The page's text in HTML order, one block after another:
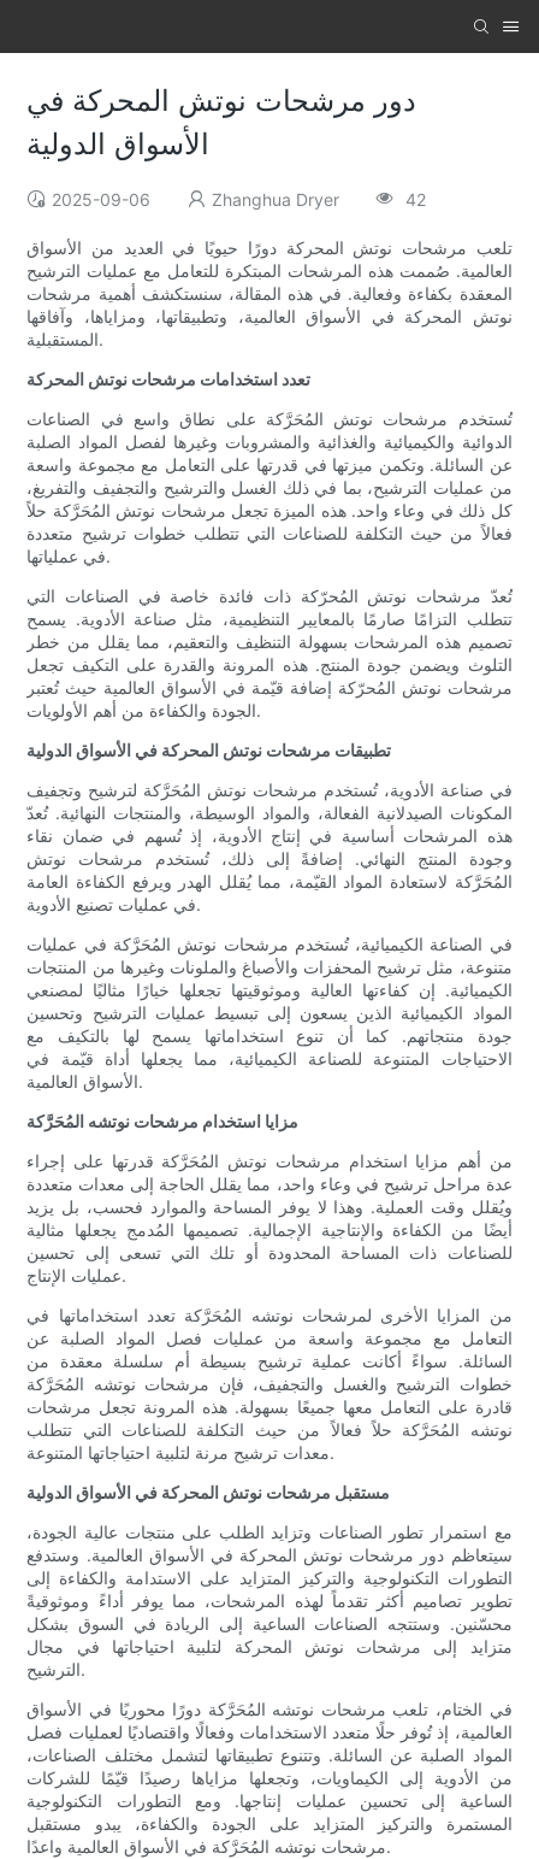
دور مرشحات نوتش المحركة في
الأسواق الدولية
2025-09-06 Zhanghua Dryer 42
تلعب مرشحات نوتش المحركة دورًا حيويًا في العديد من الأسواق
العالمية. صُممت هذه المرشحات المبتكرة للتعامل مع عمليات الترشيح
المعقدة بكفاءة وفعالية. في هذه المقالة، سنستكشف أهمية مرشحات
نوتش المحركة في الأسواق العالمية، وتطبيقاتها، ومزاياها، وآفاقها
المستقبلية.
تعدد استخدامات مرشحات نوتش المحركة
تُستخدم مرشحات نوتش المُحَرَّكة على نطاق واسع في الصناعات
الدوائية والكيميائية والغذائية والمشروبات وغيرها لفصل المواد الصلبة
عن السائلة. وتكمن ميزتها في قدرتها على التعامل مع مجموعة واسعة
من عمليات الترشيح، بما في ذلك الغسل والترشيح والتجفيف والتفريغ،
كل ذلك في وعاء واحد. هذه الميزة تجعل مرشحات نوتش المُحَرَّكة حلاً
فعالاً من حيث التكلفة للصناعات التي تتطلب خطوات ترشيح متعددة
في عملياتها.
تُعدّ مرشحات نوتش المُحرّكة ذات فائدة خاصة في الصناعات التي
تتطلب التزامًا صارمًا بالمعايير التنظيمية، مثل صناعة الأدوية. يسمح
تصميم هذه المرشحات بسهولة التنظيف والتعقيم، مما يقلل من خطر
التلوث ويضمن جودة المنتج. هذه المرونة والقدرة على التكيف تجعل
مرشحات نوتش المُحرّكة إضافة قيّمة في الأسواق العالمية حيث تُعتبر
الجودة والكفاءة من أهم الأولويات.
تطبيقات مرشحات نوتش المحركة في الأسواق الدولية
في صناعة الأدوية، تُستخدم مرشحات نوتش المُحَرَّكة لترشيح وتجفيف
المكونات الصيدلانية الفعالة، والمواد الوسيطة، والمنتجات النهائية. تُعدّ
هذه المرشحات أساسية في إنتاج الأدوية، إذ تُسهم في ضمان نقاء
وجودة المنتج النهائي. إضافةً إلى ذلك، تُستخدم مرشحات نوتش
المُحَرَّكة لاستعادة المواد القيّمة، مما يُقلل الهدر ويرفع الكفاءة العامة
في عمليات تصنيع الأدوية.
في الصناعة الكيميائية، تُستخدم مرشحات نوتش المُحَرَّكة في عمليات
متنوعة، مثل ترشيح المحفزات والأصباغ والملونات وغيرها من المنتجات
الكيميائية. إن كفاءتها العالية وموثوقيتها تجعلها خيارًا مثاليًا لمصنعي
المواد الكيميائية الذين يسعون إلى تبسيط عمليات الترشيح وتحسين
جودة منتجاتهم. كما أن تنوع استخداماتها يسمح لها بالتكيف مع
الاحتياجات المتنوعة للصناعة الكيميائية، مما يجعلها أداة قيّمة في
الأسواق العالمية.
مزايا استخدام مرشحات نوتشه المُحَرَّكة
من أهم مزايا استخدام مرشحات نوتش المُحَرَّكة قدرتها على إجراء
عدة مراحل ترشيح في وعاء واحد، مما يقلل الحاجة إلى معدات متعددة
ويُقلل وقت العملية. وهذا لا يوفر المساحة والموارد فحسب، بل يزيد
أيضًا من الكفاءة والإنتاجية الإجمالية. تصميمها المُدمج يجعلها مثالية
للصناعات ذات المساحة المحدودة أو تلك التي تسعى إلى تحسين
عمليات الإنتاج.
من المزايا الأخرى لمرشحات نوتشه المُحَرَّكة تعدد استخداماتها في
التعامل مع مجموعة واسعة من عمليات فصل المواد الصلبة عن
السائلة. سواءً أكانت عملية ترشيح بسيطة أم سلسلة معقدة من
خطوات الترشيح والغسل والتجفيف، فإن مرشحات نوتشه المُحَرَّكة
قادرة على التعامل معها جميعًا بسهولة. هذه المرونة تجعل مرشحات
نوتشه المُحَرَّكة حلاً فعالاً من حيث التكلفة للصناعات التي تتطلب
معدات ترشيح مرنة لتلبية احتياجاتها المتنوعة.
مستقبل مرشحات نوتش المحركة في الأسواق الدولية
مع استمرار تطور الصناعات وتزايد الطلب على منتجات عالية الجودة،
سيتعاظم دور مرشحات نوتش المحركة في الأسواق العالمية. وستدفع
التطورات التكنولوجية والتركيز المتزايد على الاستدامة والكفاءة إلى
تطوير تصاميم أكثر تقدماً لهذه المرشحات، مما يوفر أداءً وموثوقيةً
محسّنين. وستتجه الصناعات الساعية إلى الريادة في السوق بشكل
متزايد إلى مرشحات نوتش المحركة لتلبية احتياجاتها في مجال
الترشيح.
في الختام، تلعب مرشحات نوتشه المُحَرَّكة دورًا محوريًا في الأسواق
العالمية، إذ تُوفر حلًا متعدد الاستخدامات وفعالًا واقتصاديًا لعمليات فصل
المواد الصلبة عن السائلة. وتتنوع تطبيقاتها لتشمل مختلف الصناعات،
من الأدوية إلى الكيماويات، وتجعلها مزاياها رصيدًا قيّمًا للشركات
الساعية إلى تحسين عمليات إنتاجها. ومع التطورات التكنولوجية
المستمرة والتركيز المتزايد على الجودة والكفاءة، يبدو مستقبل
مرشحات نوتشه المُحَرَّكة في الأسواق العالمية واعدًا.